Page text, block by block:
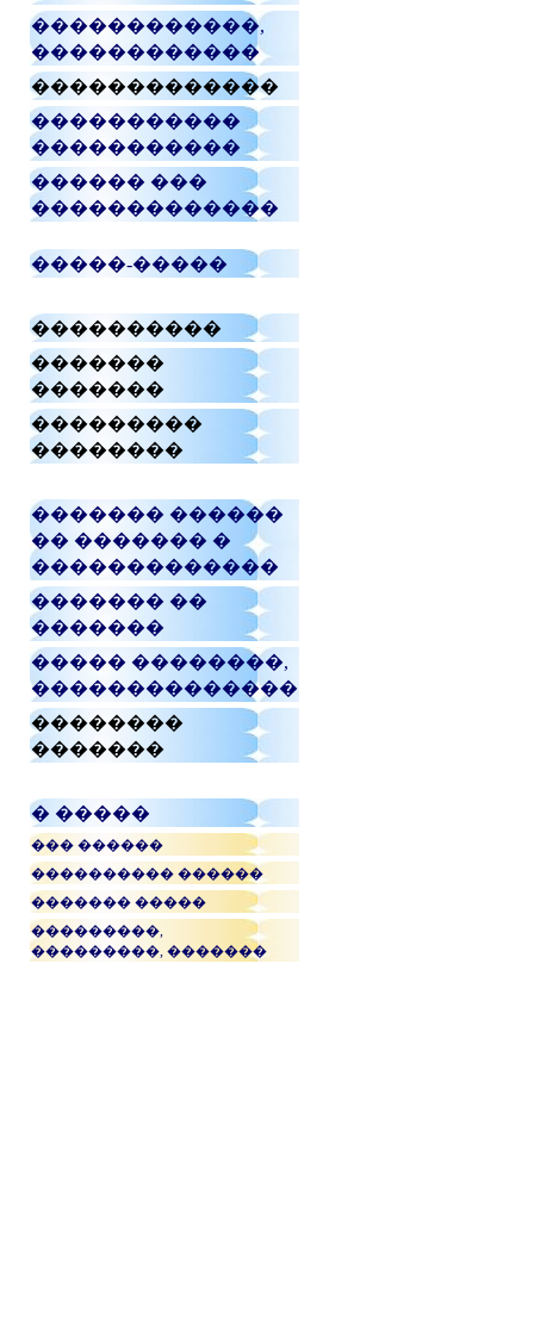
������������,
������������
�������������
�����������
�����������
������ ���
�������������
�����-�����
����������
�������
�������
���������
��������
������� ������
�� ������� �
�������������
������� ��
�������
����� ��������,
��������������
��������
�������
� �����
��� ������
���������� ������
������� �����
���������,
���������, �������